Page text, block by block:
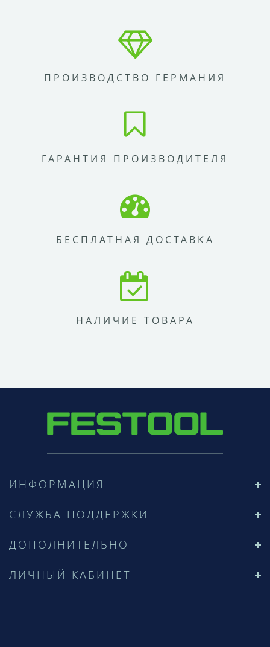
ПРОИЗВОДСТВО ГЕРМАНИЯ
ГАРАНТИЯ ПРОИЗВОДИТЕЛЯ
БЕСПЛАТНАЯ ДОСТАВКА
НАЛИЧИЕ ТОВАРА
ИНФОРМАЦИЯ
СЛУЖБА ПОДДЕРЖКИ
ДОПОЛНИТЕЛЬНО
ЛИЧНЫЙ КАБИНЕТ